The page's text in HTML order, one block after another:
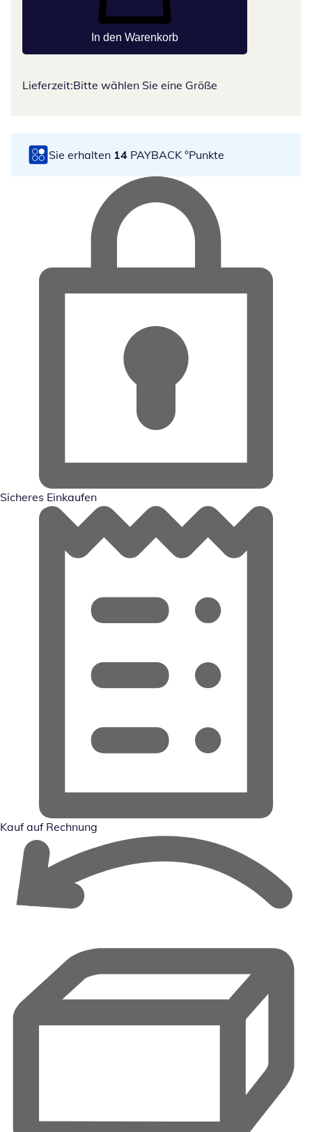
In den Warenkorb
Lieferzeit:Bitte wählen Sie eine Größe
Sie erhalten 14 PAYBACK °Punkte
Sicheres Einkaufen
Kauf auf Rechnung